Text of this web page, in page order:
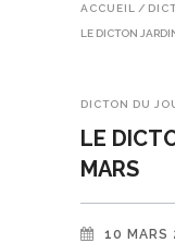
ACCUEIL /
LE DICTON
DICTON DU
LE
MARS
10 MARS